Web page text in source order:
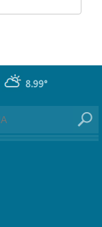
8.99°